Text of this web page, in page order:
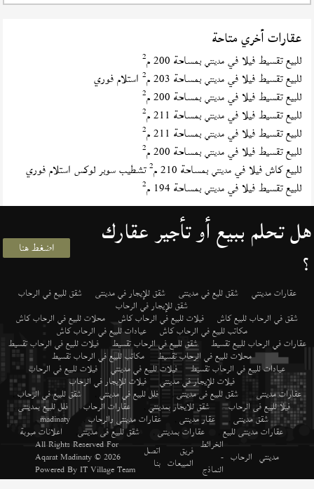
عقارات أخري متاحة
للبيع تقسيط فيلا فيمدينتي بمساحة 200 م 2
للبيع تقسيط فيلا فيمدينتي بمساحة 203 م 2 استلام فوري
للبيع تقسيط فيلا فيمدينتي بمساحة 200 م 2
للبيع تقسيط فيلا فيمدينتي بمساحة 211 م 2
للبيع تقسيط فيلا فيمدينتي بمساحة 211 م 2
للبيع تقسيط فيلا فيمدينتي بمساحة 200 م 2
للبيع كاش فيلا فيمدينتي بمساحة 210 م 2تشطيب سوبر لوكس استلام فوري
للبيع تقسيط فيلا فيمدينتي بمساحة 194 م 2
هل تحلم ببيع أو تأجير عقارك
؟ اضغط هنا
عقارات مدينتي شقق لليع في مدينتى شقق للإيجار في مدينتى شقق للبيع في الرحاب
شقق للإيجار في الرحاب
شقق في الرحاب للبيع كاش فيلات للبيع في الرحاب كاش محلات للبيع في الرحاب كاش
مكاتب للبيع في الرحاب كاش عيادات للبيع في الرحاب كاش
عقارات في الرحاب للبيع تقسيط شقق للبيع في الرحاب تقسيط فيلات للبيع في الرحاب تقسيط
محلات للبيع في الرحاب تقسيط مكاتب للبيع في الرحاب تقسيط
عيادات للبيع في الرحاب تقسيط فيلات للبيع في مدينتي فيلات للبيع في الرحاب
فيلات للإيجار في مدينتي فيلات للإيجار في الرحاب
عقارات مدينتى , شقق للبيع فى مدينتى , فلل للبيع في مدينتي , شقق للبيع في الرحاب
فيلا للبيع فى الرحاب, شقق للايجار بمدينتي عقارات الرحاب, فلل للبيع بمدينتى ,
شقق مدينتى , عقار مدينتى عقارات مدينتى والرحاب madinaty
,
عقارات مدينتى للبيع عقارات بمدينتى شقق للبيع فى مدينتى
اعلانات مبوبة
مدينتي الرحاب
الخرائط
-
النماذج
فريق
المبيعات
اتصل
بنا
All Rights Reserved For
Aqarat Madinaty© 2026
Powered ByIT Village Team